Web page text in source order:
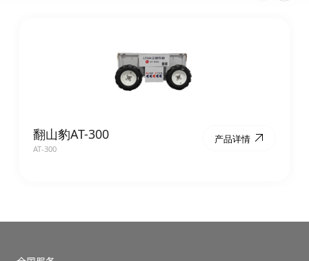
翻山豹AT-300
AT-300
产品详情